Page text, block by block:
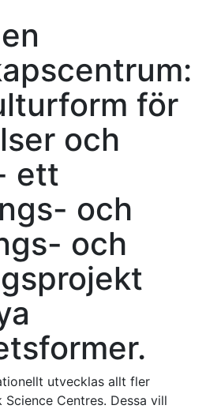
för
och
ett
och
och
utvecklas allt fler
Centres. Dessa vill